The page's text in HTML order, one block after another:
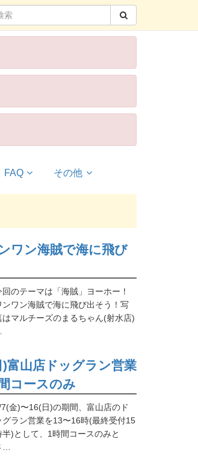
FAQ その他
ワン海賊で海に飛び
回のテーマは「海賊」ヨーホー！
ンワン海賊で海に飛び出そう！写
はマルチーズのまるちゃん(射水店)
富山店ドッグラン営業
コースのみ
金)〜16(日)の期間、富山店のド
グラン営業を13〜16時(最終受付15
半)として、1時間コースのみと
…